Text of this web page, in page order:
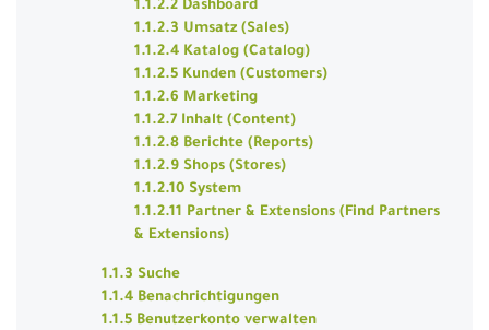
1.1.2.2 Dashboard
1.1.2.3 Umsatz (Sales)
1.1.2.4 Katalog (Catalog)
1.1.2.5 Kunden (Customers)
1.1.2.6 Marketing
1.1.2.7 Inhalt (Content)
1.1.2.8 Berichte (Reports)
1.1.2.9 Shops (Stores)
1.1.2.10 System
1.1.2.11 Partner & Extensions (Find Partners
& Extensions)
1.1.3 Suche
1.1.4 Benachrichtigungen
1.1.5 Benutzerkonto verwalten